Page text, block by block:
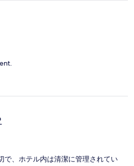
で、ホテル内は清潔に管理されてい